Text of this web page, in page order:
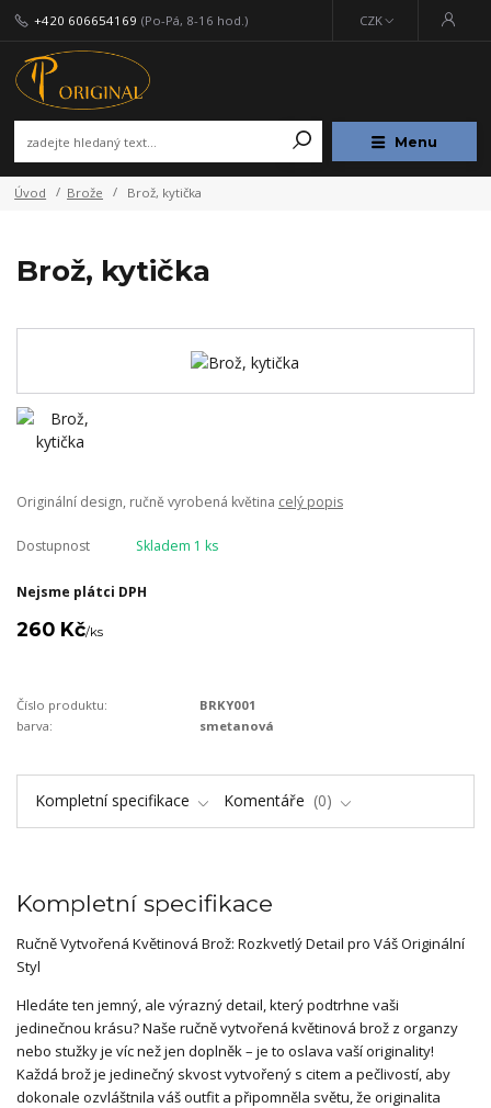
Menu
CZK
+420 606654169 (Po-Pá, 8-16 hod.)
Úvod Brože Brož, kytička
Brož, kytička
Originální design, ručně vyrobená květina celý popis
Dostupnost Skladem 1 ks
Nejsme plátci DPH
260 Kč/ks
Číslo produktu:
BRKY001
barva:
smetanová
Kompletní specifikace Komentáře 0
Kompletní specifikace
Ručně Vytvořená Květinová Brož: Rozkvetlý Detail pro Váš Originální
Styl
Hledáte ten jemný, ale výrazný detail, který podtrhne vaši
jedinečnou krásu? Naše ručně vytvořená květinová brož z organzy
nebo stužky je víc než jen doplněk – je to oslava vaší originality!
Každá brož je jedinečný skvost vytvořený s citem a pečlivostí, aby
dokonale ozvláštnila váš outfit a připomněla světu, že originalita